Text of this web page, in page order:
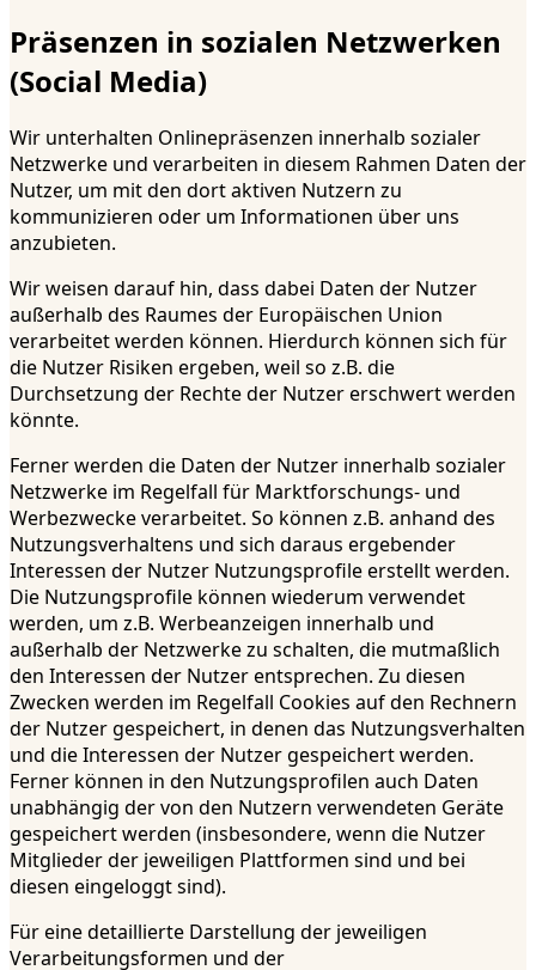
Präsenzen in sozialen Netzwerken
(Social Media)
Wir unterhalten Onlinepräsenzen innerhalb sozialer
Netzwerke und verarbeiten in diesem Rahmen Daten der
Nutzer, um mit den dort aktiven Nutzern zu
kommunizieren oder um Informationen über uns
anzubieten.
Wir weisen darauf hin, dass dabei Daten der Nutzer
außerhalb des Raumes der Europäischen Union
verarbeitet werden können. Hierdurch können sich für
die Nutzer Risiken ergeben, weil so z.B. die
Durchsetzung der Rechte der Nutzer erschwert werden
könnte.
Ferner werden die Daten der Nutzer innerhalb sozialer
Netzwerke im Regelfall für Marktforschungs- und
Werbezwecke verarbeitet. So können z.B. anhand des
Nutzungsverhaltens und sich daraus ergebender
Interessen der Nutzer Nutzungsprofile erstellt werden.
Die Nutzungsprofile können wiederum verwendet
werden, um z.B. Werbeanzeigen innerhalb und
außerhalb der Netzwerke zu schalten, die mutmaßlich
den Interessen der Nutzer entsprechen. Zu diesen
Zwecken werden im Regelfall Cookies auf den Rechnern
der Nutzer gespeichert, in denen das Nutzungsverhalten
und die Interessen der Nutzer gespeichert werden.
Ferner können in den Nutzungsprofilen auch Daten
unabhängig der von den Nutzern verwendeten Geräte
gespeichert werden (insbesondere, wenn die Nutzer
Mitglieder der jeweiligen Plattformen sind und bei
diesen eingeloggt sind).
Für eine detaillierte Darstellung der jeweiligen
Verarbeitungsformen und der